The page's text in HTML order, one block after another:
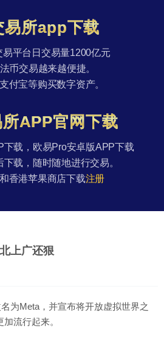
易所app下载
易平台日交易量1200亿元
币交易越来越便捷。
付宝等购买数字资产。
APP官网下载
下载，欧易Pro安卓版APP下载
载，随时随地进行交易。
香港苹果商店下载注册
上广还狠
为Meta，并宣布将开放虚拟世界之
流行起来。